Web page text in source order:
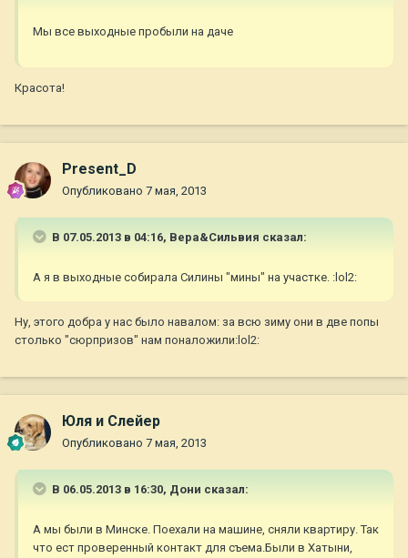
Мы все выходные пробыли на даче
Красота!
Present_D
Опубликовано 7 мая, 2013
В 07.05.2013 в 04:16, Вера&Сильвия сказал:
А я в выходные собирала Силины "мины" на участке. :lol2:
Ну, этого добра у нас было навалом: за всю зиму они в две попы
столько "сюрпризов" нам поналожили:lol2:
Юля и Слейер
Опубликовано 7 мая, 2013
В 06.05.2013 в 16:30, Дони сказал:
А мы были в Минске. Поехали на машине, сняли квартиру. Так
что ест проверенный контакт для съема.Были в Хатыни,